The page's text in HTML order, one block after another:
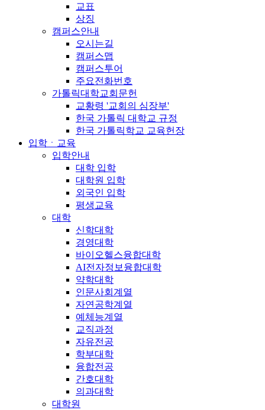
교표
상징
캠퍼스안내
오시는길
캠퍼스맵
캠퍼스투어
주요전화번호
가톨릭대학교회문헌
교황령 '교회의 심장부'
한국 가톨릭 대학교 규정
한국 가톨릭학교 교육헌장
입학ㆍ교육
입학안내
대학 입학
대학원 입학
외국인 입학
평생교육
대학
신학대학
경영대학
바이오헬스융합대학
AI전자정보융합대학
약학대학
인문사회계열
자연공학계열
예체능계열
교직과정
자유전공
학부대학
융합전공
간호대학
의과대학
대학원